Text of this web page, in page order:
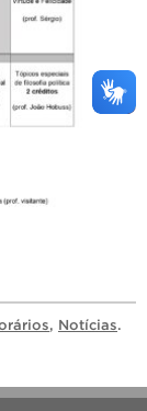
, Notícias.